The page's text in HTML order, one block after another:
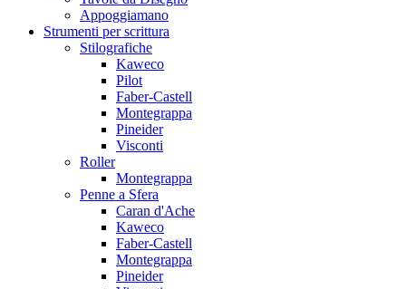
Appoggiamano
Strumenti per scrittura
Stilografiche
Kaweco
Pilot
Faber-Castell
Montegrappa
Pineider
Visconti
Roller
Montegrappa
Penne a Sfera
Caran d'Ache
Kaweco
Faber-Castell
Montegrappa
Pineider